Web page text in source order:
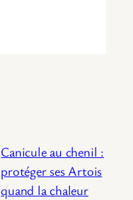
Canicule au chenil :
protéger ses Artois
quand la chaleur